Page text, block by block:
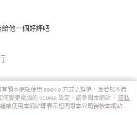
他一個好評吧
關本網站使用 cookie 方式之詳情，及若您不希
變更電腦的 cookie 設定，請參閱本網站「 隱私
續使用本網站即表示您同意本公司得按本網站使